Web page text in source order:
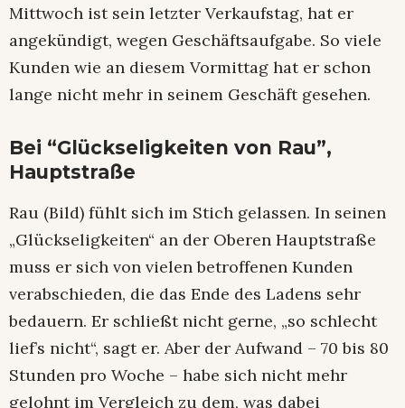
Mittwoch ist sein letzter Verkaufstag, hat er
angekündigt, wegen Geschäftsaufgabe. So viele
Kunden wie an diesem Vormittag hat er schon
lange nicht mehr in seinem Geschäft gesehen.
Bei “Glückseligkeiten von Rau”,
Hauptstraße
Rau (Bild) fühlt sich im Stich gelassen. In seinen
„Glückseligkeiten“ an der Oberen Hauptstraße
muss er sich von vielen betroffenen Kunden
verabschieden, die das Ende des Ladens sehr
bedauern. Er schließt nicht gerne, „so schlecht
lief’s nicht“, sagt er. Aber der Aufwand – 70 bis 80
Stunden pro Woche – habe sich nicht mehr
gelohnt im Vergleich zu dem, was dabei